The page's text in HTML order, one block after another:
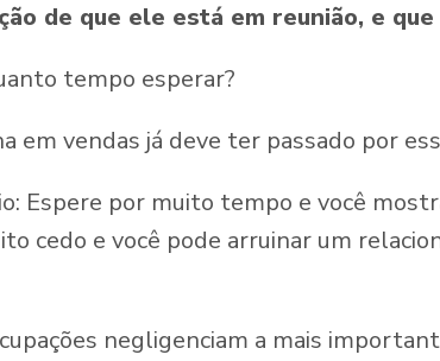
de que ele está em reunião, e
tempo esperar?
em vendas já deve ter passado por
Espere por muito tempo e você
cedo e você pode arruinar um
negligenciam a mais